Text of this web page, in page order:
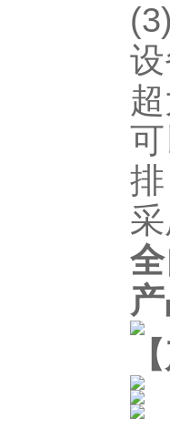
排